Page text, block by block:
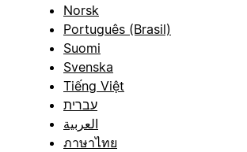
Norsk
Português (Brasil)
Suomi
Svenska
Tiếng Việt
עברית
العربية
ภาษาไทย